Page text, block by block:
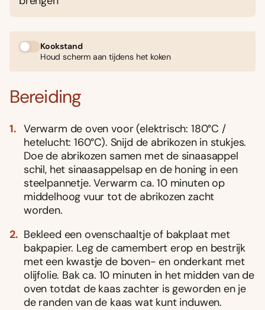
Kookstand
Houd scherm aan tijdens het koken
Bereiding
Verwarm de oven voor (elektrisch: 180°C /
hetelucht: 160°C). Snijd de abrikozen in stukjes.
Doe de abrikozen samen met de sinaasappel
schil, het sinaasappelsap en de honing in een
steelpannetje. Verwarm ca. 10 minuten op
middelhoog vuur tot de abrikozen zacht
worden.
Bekleed een ovenschaaltje of bakplaat met
bakpapier. Leg de camembert erop en bestrijk
met een kwastje de boven- en onderkant met
olijfolie. Bak ca. 10 minuten in het midden van de
oven totdat de kaas zachter is geworden en je
de randen van de kaas wat kunt induwen.